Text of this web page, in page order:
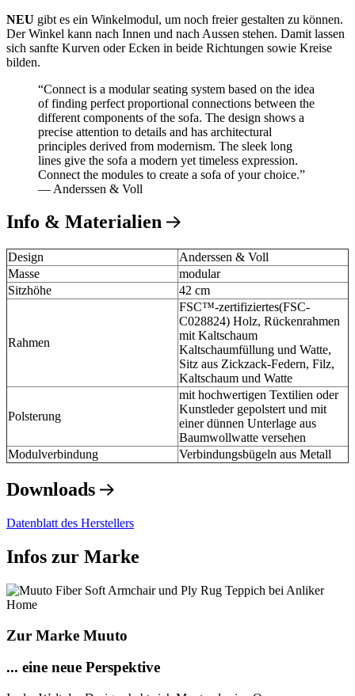
NEU gibt es ein Winkelmodul, um noch freier gestalten zu können.
Der Winkel kann nach Innen und nach Aussen stehen. Damit lassen
sich sanfte Kurven oder Ecken in beide Richtungen sowie Kreise
bilden.
“Connect is a modular seating system based on the idea
of finding perfect proportional connections between the
different components of the sofa. The design shows a
precise attention to details and has architectural
principles derived from modernism. The sleek long
lines give the sofa a modern yet timeless expression.
Connect the modules to create a sofa of your choice.”
— Anderssen & Voll
Info & Materialien
Design
Anderssen & Voll
Masse
modular
Sitzhöhe
42 cm
Rahmen
FSC™-zertifiziertes(FSC-
C028824) Holz, Rückenrahmen
mit Kaltschaum
Kaltschaumfüllung und Watte,
Sitz aus Zickzack-Federn, Filz,
Kaltschaum und Watte
Polsterung
mit hochwertigen Textilien oder
Kunstleder gepolstert und mit
einer dünnen Unterlage aus
Baumwollwatte versehen
Modulverbindung
Verbindungsbügeln aus Metall
Downloads
Datenblatt des Herstellers
Infos zur Marke
Zur Marke Muuto
... eine neue Perspektive